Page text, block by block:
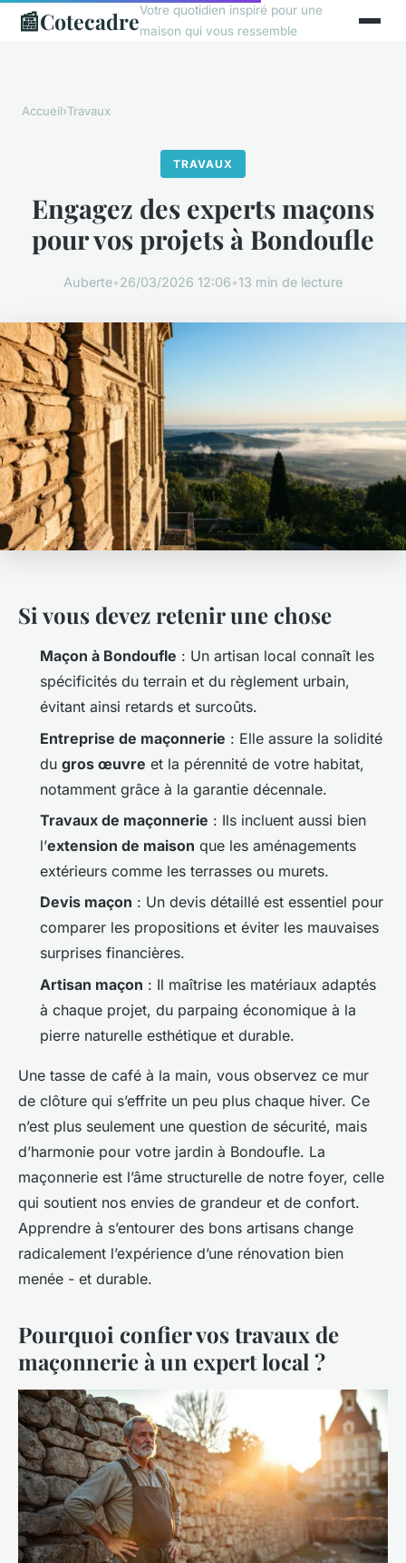
📰CotecadreVotre quotidien inspiré pour une
maison qui vous ressemble
Accueil›Travaux
TRAVAUX
Engagez des experts maçons
pour vos projets à Bondoufle
Auberte•26/03/2026 12:06•13 min de lecture
Si vous devez retenir une chose
Maçon à Bondoufle : Un artisan local connaît les
spécificités du terrain et du règlement urbain,
évitant ainsi retards et surcoûts.
Entreprise de maçonnerie : Elle assure la solidité
du gros œuvre et la pérennité de votre habitat,
notamment grâce à la garantie décennale.
Travaux de maçonnerie : Ils incluent aussi bien
l’extension de maison que les aménagements
extérieurs comme les terrasses ou murets.
Devis maçon : Un devis détaillé est essentiel pour
comparer les propositions et éviter les mauvaises
surprises financières.
Artisan maçon : Il maîtrise les matériaux adaptés
à chaque projet, du parpaing économique à la
pierre naturelle esthétique et durable.
Une tasse de café à la main, vous observez ce mur
de clôture qui s’effrite un peu plus chaque hiver. Ce
n’est plus seulement une question de sécurité, mais
d’harmonie pour votre jardin à Bondoufle. La
maçonnerie est l’âme structurelle de notre foyer, celle
qui soutient nos envies de grandeur et de confort.
Apprendre à s’entourer des bons artisans change
radicalement l’expérience d’une rénovation bien
menée - et durable.
Pourquoi confier vos travaux de
maçonnerie à un expert local ?